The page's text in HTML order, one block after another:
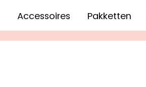
Accessoires Pakketten